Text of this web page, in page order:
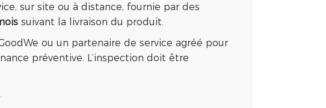
sur site ou à distance, fournie par des
suivant la livraison du produit.
ou un partenaire de service agréé pour
préventive. L’inspection doit être